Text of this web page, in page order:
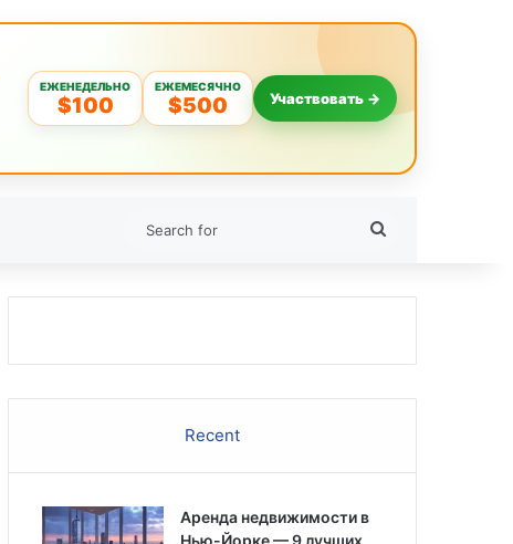
ЕЖЕНЕДЕЛЬНО
$100
ЕЖЕМЕСЯЧНО
$500 Участвовать →
Recent
Аренда недвижимости в
Нью-Йорке — 9 лучших